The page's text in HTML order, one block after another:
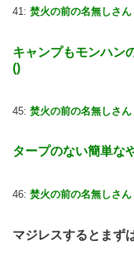
41: 焚火の前の名無しさん
キャンプもモンハン
()
45: 焚火の前の名無しさん
タープのない簡単な
46: 焚火の前の名無しさん
マジレスするとまず